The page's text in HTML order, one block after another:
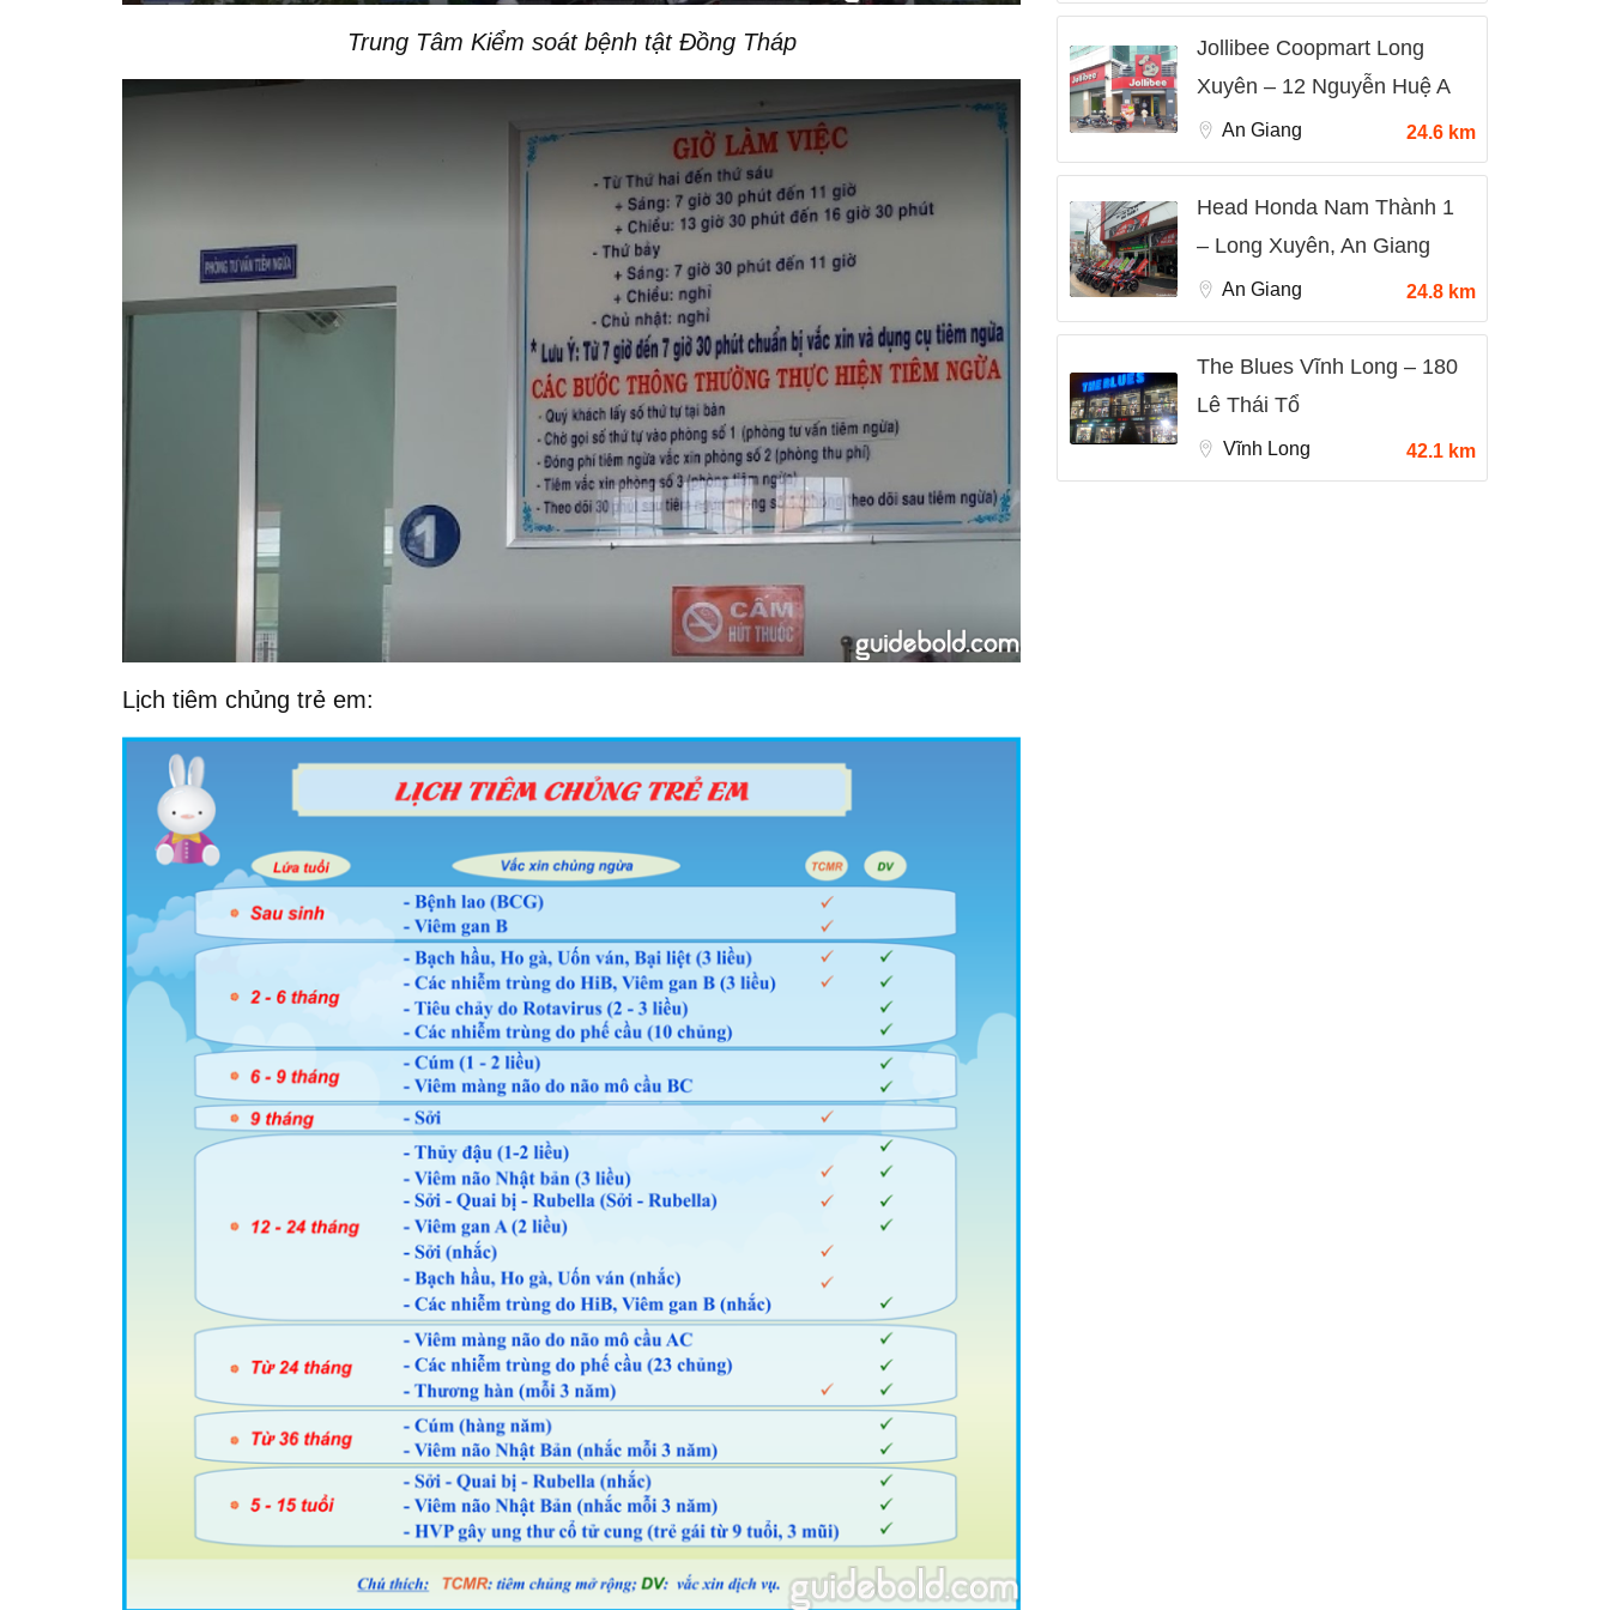
Trung Tâm Kiểm soát bệnh tật Đồng Tháp
Lịch tiêm chủng trẻ em:
Jollibee Coopmart Long
Xuyên – 12 Nguyễn Huệ A
An Giang 24.6 km
Head Honda Nam Thành 1
– Long Xuyên, An Giang
An Giang 24.8 km
The Blues Vĩnh Long – 180
Lê Thái Tổ
Vĩnh Long 42.1 km